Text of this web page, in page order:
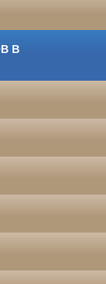
В